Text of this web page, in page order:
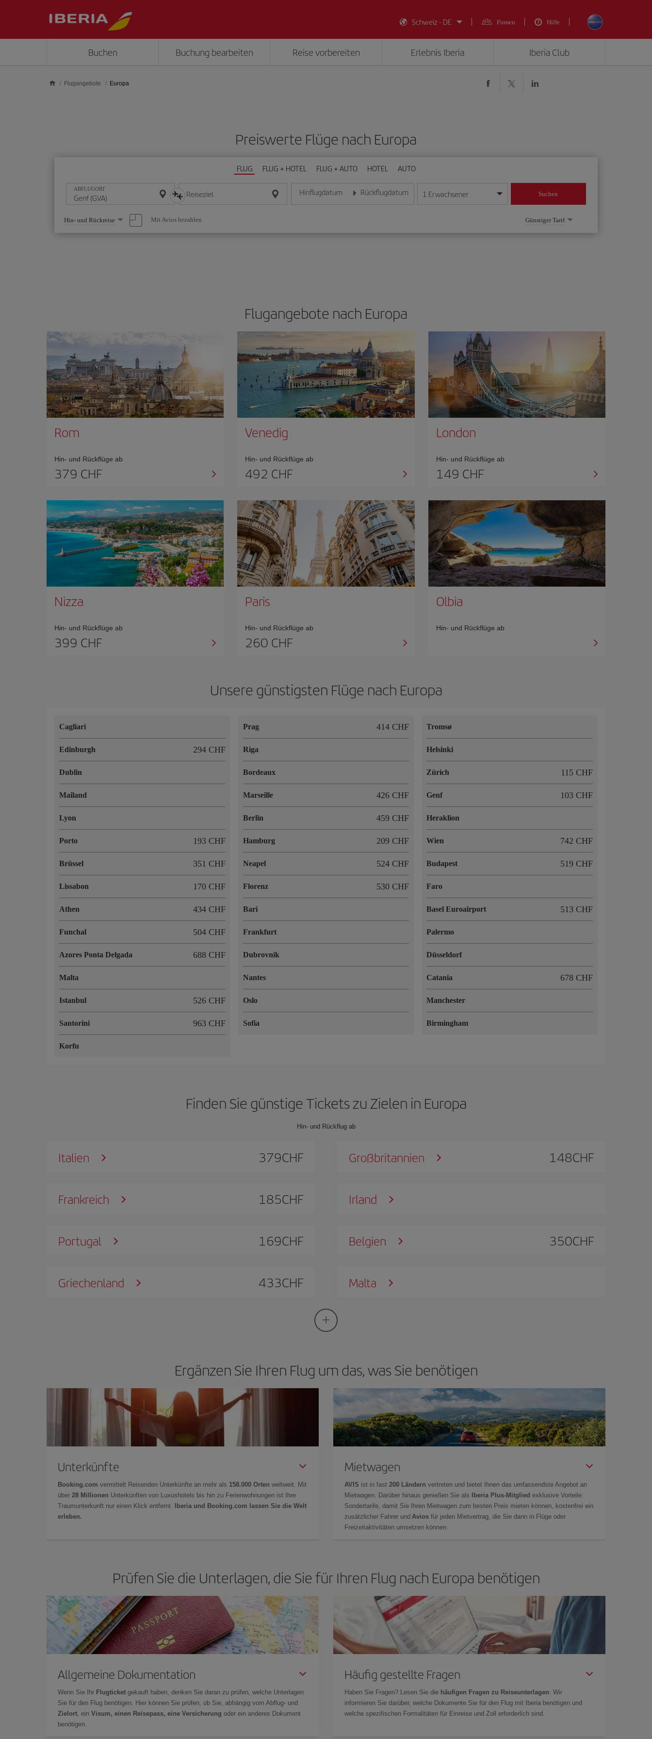
Schweiz - DE
Firmen Hilfe
Buchen Buchung bearbeiten Reise vorbereiten Erlebnis Iberia Iberia Club
Flugangebote Europa
Preiswerte Flüge nach Europa
FLUG FLUG + HOTEL FLUG + AUTO HOTEL AUTO
ABFLUGORT Reiseziel Hinflugdatum
Geben Sie das Datum im Format Tag/Monat/Jahr ein
Rückflugdatum
Geben Sie das Datum im Format Tag/Monat/Jahr ein
1 Erwachsener Suchen
Wählen
Sie
eine
Hin- und Rückreise Mit Avios bezahlen Günstiger Tarif
Flugangebote nach Europa
Rom
Hin- und Rückflüge ab
379 CHF
Venedig
Hin- und Rückflüge ab
492 CHF
London
Hin- und Rückflüge ab
149 CHF
Nizza
Hin- und Rückflüge ab
399 CHF
Paris
Hin- und Rückflüge ab
260 CHF
Olbia
Hin- und Rückflüge ab
Unsere günstigsten Flüge nach Europa
Cagliari
Edinburgh 294 CHF
Dublin
Mailand
Lyon
Porto 193 CHF
Brüssel 351 CHF
Lissabon 170 CHF
Athen 434 CHF
Funchal 504 CHF
Azores Ponta Delgada 688 CHF
Malta
Istanbul 526 CHF
Santorini 963 CHF
Korfu
Prag 414 CHF
Riga
Bordeaux
Marseille 426 CHF
Berlin 459 CHF
Hamburg 209 CHF
Neapel 524 CHF
Florenz 530 CHF
Bari
Frankfurt
Dubrovnik
Nantes
Oslo
Sofia
Tromsø
Helsinki
Zürich 115 CHF
Genf 103 CHF
Heraklion
Wien 742 CHF
Budapest 519 CHF
Faro
Basel Euroairport 513 CHF
Palermo
Düsseldorf
Catania 678 CHF
Manchester
Birmingham
Finden Sie günstige Tickets zu Zielen in Europa
Hin- und Rückflug ab
Italien 379CHF Großbritannien 148CHF
Frankreich 185CHF Irland
Portugal 169CHF Belgien 350CHF
Griechenland 433CHF Malta
Ergänzen Sie Ihren Flug um das, was Sie benötigen
Unterkünfte
Booking.com vermittelt Reisenden Unterkünfte an mehr als 158.000 Orten weltweit. Mit
über 28 Millionen Unterkünften von Luxushotels bis hin zu Ferienwohnungen ist Ihre
Traumunterkunft nur einen Klick entfernt.
Iberia und Booking.com lassen Sie die Welt
erleben.
Mietwagen
AVIS ist in fast 200 Ländern vertreten und bietet Ihnen das umfassendste Angebot an
Mietwagen. Darüber hinaus genießen Sie als
Iberia Plus-Mitglied exklusive Vorteile:
Sondertarife, damit Sie Ihren Mietwagen zum besten Preis mieten können, kostenfrei ein
zusätzlicher Fahrer und Avios für jeden Mietvertrag, die Sie dann in Flüge oder
Freizeitaktivitäten umsetzen können.
Prüfen Sie die Unterlagen, die Sie für Ihren Flug nach Europa benötigen
Allgemeine Dokumentation
Wenn Sie Ihr Flugticket gekauft haben, denken Sie daran zu prüfen, welche Unterlagen
Sie für den Flug benötigen. Hier können Sie prüfen, ob Sie, abhängig vom Abflug- und
Zielort , ein Visum, einen Reisepass, eine Versicherung oder ein anderes Dokument
benötigen.
Häufig gestellte Fragen
Haben Sie Fragen? Lesen Sie die häufigen Fragen zu Reiseunterlagen: Wir
informieren Sie darüber, welche Dokumente Sie für den Flug mit Iberia benötigen und
welche spezifischen Formalitäten für Einreise und Zoll erforderlich sind.